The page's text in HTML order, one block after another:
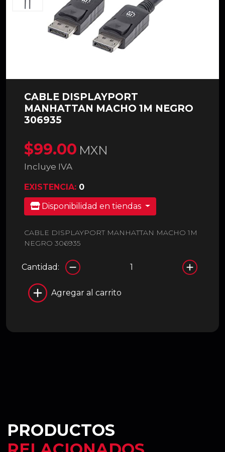
CABLE DISPLAYPORT
MANHATTAN MACHO 1M NEGRO
306935
$99.00 MXN
Incluye IVA
EXISTENCIA: 0
Disponibilidad en tiendas
CABLE DISPLAYPORT MANHATTAN MACHO 1M
NEGRO 306935
Cantidad:
Agregar al carrito
PRODUCTOS